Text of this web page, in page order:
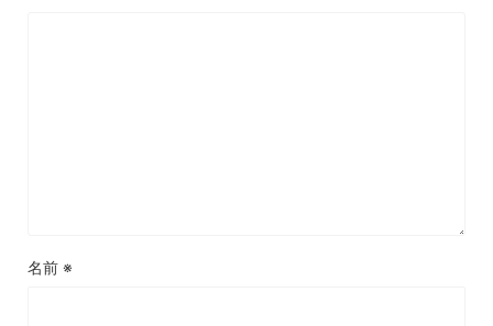
名前 ※